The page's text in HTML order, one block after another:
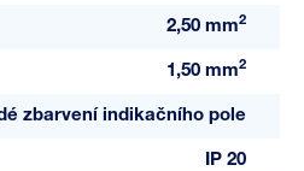
2,50 mm2
1,50 mm2
zbarvení indikačního pole
IP 20